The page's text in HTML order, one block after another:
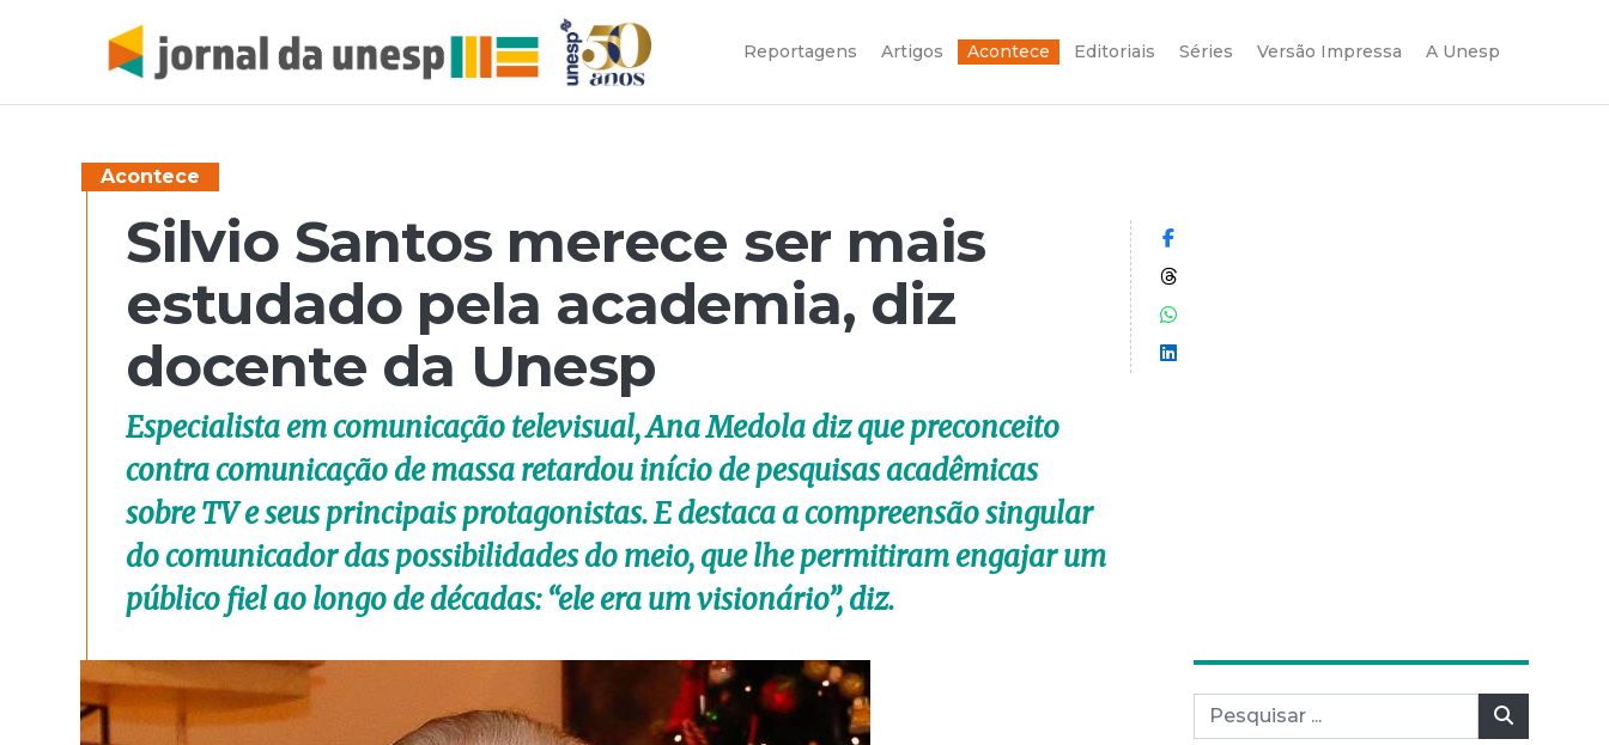
Reportagens Artigos Acontece Editoriais Séries Versão Impressa A Unesp
Acontece
Silvio Santos merece ser mais
estudado pela academia, diz
docente da Unesp
Especialista em comunicação televisual, Ana Medola diz que preconceito
contra comunicação de massa retardou início de pesquisas acadêmicas
sobre TV e seus principais protagonistas. E destaca a compreensão singular
do comunicador das possibilidades do meio, que lhe permitiram engajar um
público fiel ao longo de décadas: “ele era um visionário”, diz.
Compartilhar no Facebook
Compartilhar no Threads
Compartilhar no WhatsApp
Compartilhar no LinkedIn
Pesquisar por: